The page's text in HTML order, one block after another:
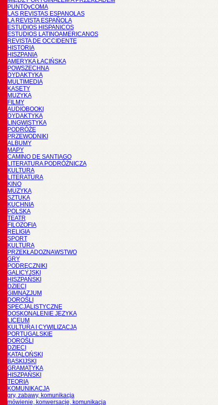
PUNTOyCOMA
LAS REVISTAS ESPANOLAS
LA REVISTA ESPAÑOLA
ESTUDIOS HISPANICOS
ESTUDIOS LATINOAMERICANOS
REVISTA DE OCCIDENTE
HISTORIA
HISZPANIA
AMERYKA ŁACIŃSKA
POWSZECHNA
DYDAKTYKA
MULTIMEDIA
KASETY
MUZYKA
FILMY
AUDIOBOOKI
DYDAKTYKA
LINGWISTYKA
PODRÓŻE
PRZEWODNIKI
ALBUMY
MAPY
CAMINO DE SANTIAGO
LITERATURA PODRÓŻNICZA
KULTURA
LITERATURA
KINO
MUZYKA
SZTUKA
KUCHNIA
POLSKA
TEATR
FILOZOFIA
RELIGIA
SPORT
KULTURA
PRZEKŁADOZNAWSTWO
GRY
PODRĘCZNIKI
GALICYJSKI
HISZPAŃSKI
DZIECI
GIMNAZJUM
DOROŚLI
SPECJALISTYCZNE
DOSKONALENIE JĘZYKA
LICEUM
KULTURA I CYWILIZACJA
PORTUGALSKIE
DOROŚLI
DZIECI
KATALOŃSKI
BASKIJSKI
GRAMATYKA
HISZPAŃSKI
TEORIA
KOMUNIKACJA
gry, zabawy, komunikacja
mówienie, konwersacje, komunikacja